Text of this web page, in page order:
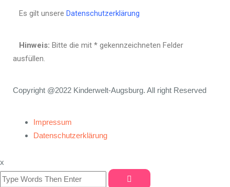
Es gilt unsere Datenschutzerklärung
Hinweis: Bitte die mit * gekennzeichneten Felder
ausfüllen.
Copyright @2022 Kinderwelt-Augsburg. All right Reserved
Impressum
Datenschutzerklärung
x